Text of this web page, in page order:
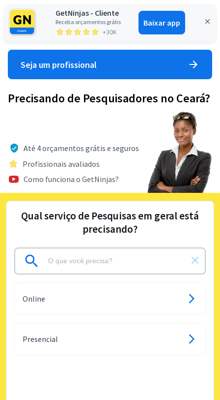
GetNinjas - Cliente
Receba orçamentos grátis
+30K
Baixar app
Entrar
Seja um profissional
Precisando de Pesquisadores no Ceará?
Até 4 orçamentos grátis e seguros
Profissionais avaliados
Como funciona o GetNinjas?
Qual serviço de Pesquisas em geral está
precisando?
Online
Presencial